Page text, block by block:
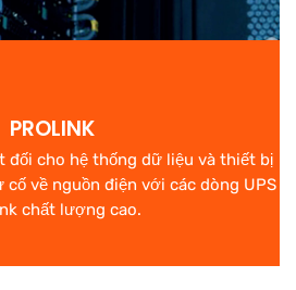
PROLINK
đối cho hệ thống dữ liệu và thiết bị
về nguồn điện với các dòng UPS
chất lượng cao.